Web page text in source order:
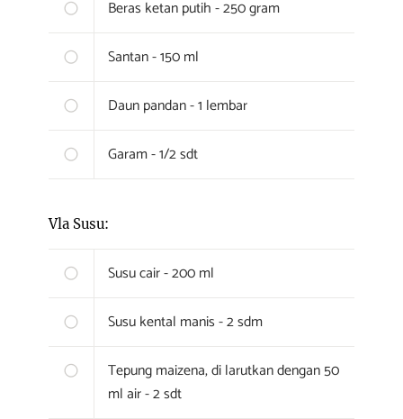
Beras ketan putih - 250 gram
Santan - 150 ml
Daun pandan - 1 lembar
Garam - 1/2 sdt
Vla Susu:
Susu cair - 200 ml
Susu kental manis - 2 sdm
Tepung maizena, di larutkan dengan 50
ml air - 2 sdt